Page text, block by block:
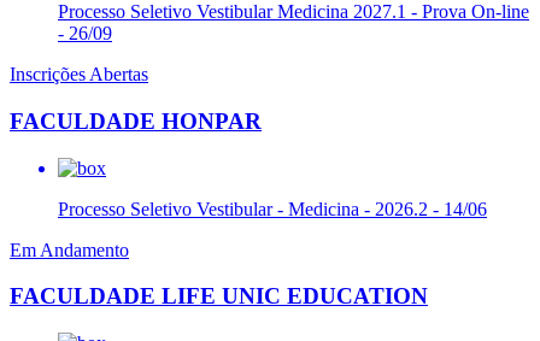
Processo Seletivo Vestibular Medicina 2027.1 - Prova On-line
- 26/09
Inscrições Abertas
FACULDADE HONPAR
Processo Seletivo Vestibular - Medicina - 2026.2 - 14/06
Em Andamento
FACULDADE LIFE UNIC EDUCATION